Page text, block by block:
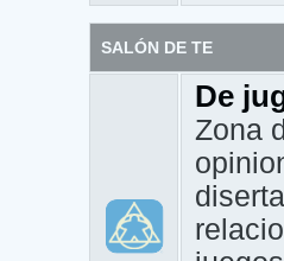
SALÓN DE TE
De
Zona